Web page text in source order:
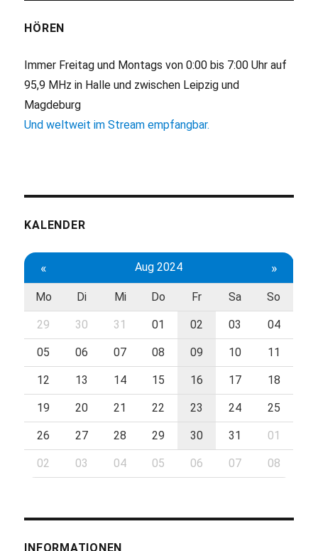
HÖREN
Immer Freitag und Montags von 0:00 bis 7:00 Uhr auf
95,9 MHz in Halle und zwischen Leipzig und
Magdeburg
Und weltweit im Stream empfangbar.
KALENDER
« Aug 2024 »
Mo Di Mi Do Fr Sa So
29 30 31 01 02 03 04
05 06 07 08 09 10 11
12 13 14 15 16 17 18
19 20 21 22 23 24 25
26 27 28 29 30 31 01
02 03 04 05 06 07 08
INFORMATIONEN